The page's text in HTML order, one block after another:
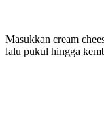
Masukkan cream
lalu pukul hingga